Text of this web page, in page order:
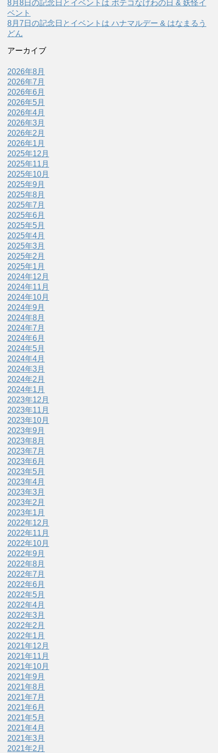
8月8日の記念日とイベントは ポテコなげわの日 & 妖怪イ
ベント
8月7日の記念日とイベントは ハナマルデー & はなまるう
どん
アーカイブ
2026年8月
2026年7月
2026年6月
2026年5月
2026年4月
2026年3月
2026年2月
2026年1月
2025年12月
2025年11月
2025年10月
2025年9月
2025年8月
2025年7月
2025年6月
2025年5月
2025年4月
2025年3月
2025年2月
2025年1月
2024年12月
2024年11月
2024年10月
2024年9月
2024年8月
2024年7月
2024年6月
2024年5月
2024年4月
2024年3月
2024年2月
2024年1月
2023年12月
2023年11月
2023年10月
2023年9月
2023年8月
2023年7月
2023年6月
2023年5月
2023年4月
2023年3月
2023年2月
2023年1月
2022年12月
2022年11月
2022年10月
2022年9月
2022年8月
2022年7月
2022年6月
2022年5月
2022年4月
2022年3月
2022年2月
2022年1月
2021年12月
2021年11月
2021年10月
2021年9月
2021年8月
2021年7月
2021年6月
2021年5月
2021年4月
2021年3月
2021年2月